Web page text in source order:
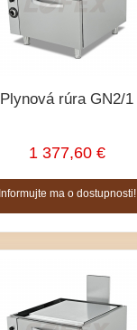
Plynová rúra GN2/1
1 377,60 €
Informujte ma o dostupnosti!